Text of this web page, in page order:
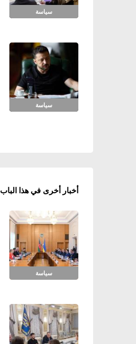
سياسة
سياسة
أخبار أخرى في هذا الباب
سياسة